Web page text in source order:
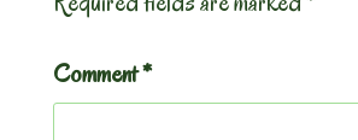
Comment*